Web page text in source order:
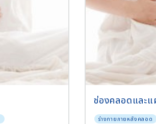
ช่องคลอดและแ
ร่างกายภายหลังคลอด